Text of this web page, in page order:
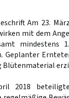
Am 23.
mit dem
mindestens
Geplanter
Blütenmaterial
2018